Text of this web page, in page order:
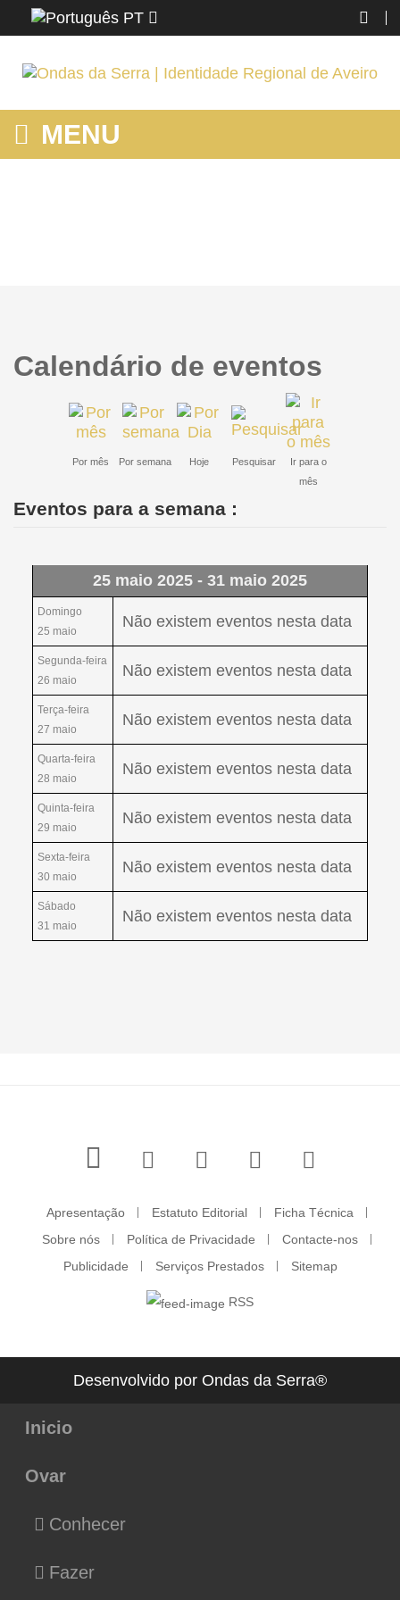
PT
MENU
Calendário de eventos
Por mês Por semana Hoje Pesquisar
Ir para o
mês
Eventos para a semana :
25 maio 2025 - 31 maio 2025
Domingo
25 maio
Não existem eventos nesta data
Segunda-feira
26 maio
Não existem eventos nesta data
Terça-feira
27 maio
Não existem eventos nesta data
Quarta-feira
28 maio
Não existem eventos nesta data
Quinta-feira
29 maio
Não existem eventos nesta data
Sexta-feira
30 maio
Não existem eventos nesta data
Sábado
31 maio
Não existem eventos nesta data
Apresentação Estatuto Editorial
Ficha Técnica
Sobre nós
Política de Privacidade
Contacte-nos
Publicidade
Serviços Prestados Sitemap
RSS
Desenvolvido por Ondas da Serra®
Inicio
Ovar
Conhecer
Fazer